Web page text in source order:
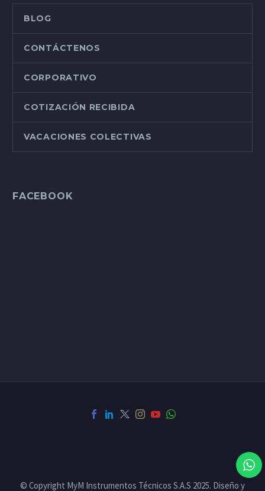
BLOG
CONTÁCTENOS
CORPORATIVO
COTIZACIÓN RECIBIDA
VACACIONES COLECTIVAS
FACEBOOK
© Copyright MyM Instrumentos Técnicos S.A.S 2025. Diseño y